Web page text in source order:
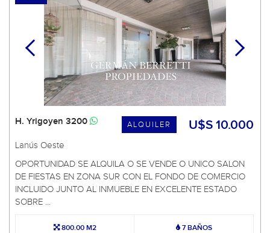
U$S 10.000
ALQUILER
H. Yrigoyen 3200
Lanús Oeste
OPORTUNIDAD SE ALQUILA O SE VENDE O UNICO SALON
DE FIESTAS EN ZONA SUR CON EL FONDO DE COMERCIO
INCLUIDO JUNTO AL INMUEBLE EN EXCELENTE ESTADO
SOBRE ...
800.00 M2 7 BAÑOS